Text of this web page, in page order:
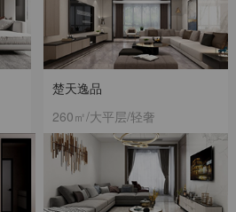
楚天逸品
260㎡/大平层/轻奢